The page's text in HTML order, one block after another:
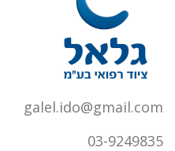
galel.ido@gmail.com
03-9249835